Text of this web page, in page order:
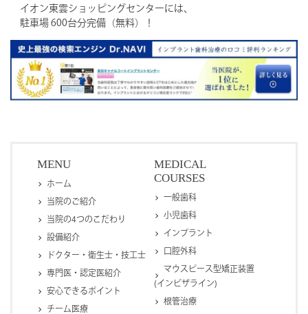
イオン東雲ショッピングセンターには、
駐車場 600台分完備（無料）！
MENU
ホーム
当院のご紹介
当院の4つのこだわり
設備紹介
ドクター・衛生士・技工士
専門医・認定医紹介
安心できるポイント
チーム医療
MEDICAL
COURSES
一般歯科
小児歯科
インプラント
口腔外科
マウスピース型矯正装置
(インビザライン)
根管治療